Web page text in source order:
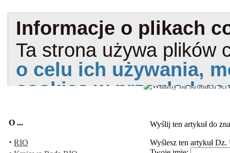
O ...
· RIO
Wyślij ten artykuł do
Wyślesz ten artykułDz.